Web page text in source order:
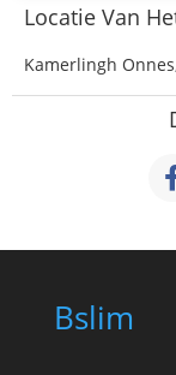
Locatie Van
Kamerlingh
Bslim